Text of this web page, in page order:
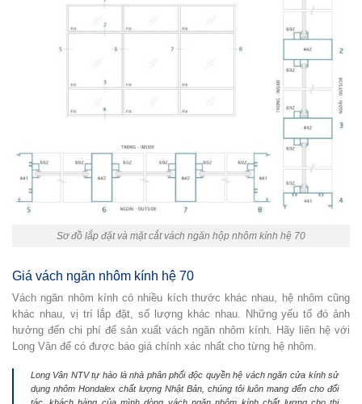
Sơ đồ lắp đặt và mặt cắt vách ngăn hộp nhôm kính hệ 70
Giá vách ngăn nhôm kính hệ 70
Vách ngăn nhôm kính có nhiều kích thước khác nhau, hệ nhôm cũng
khác nhau, vị trí lắp đặt, số lượng khác nhau. Những yếu tố đó ảnh
hưởng đến chi phí để sản xuất vách ngăn nhôm kính. Hãy liên hệ với
Long Vân để có được báo giá chính xác nhất cho từng hệ nhôm.
Long Vân NTV tự hào là nhà phân phối độc quyền hệ vách ngăn cửa kính sử
dụng nhôm Hondalex chất lượng Nhật Bản, chúng tôi luôn mang đến cho đối